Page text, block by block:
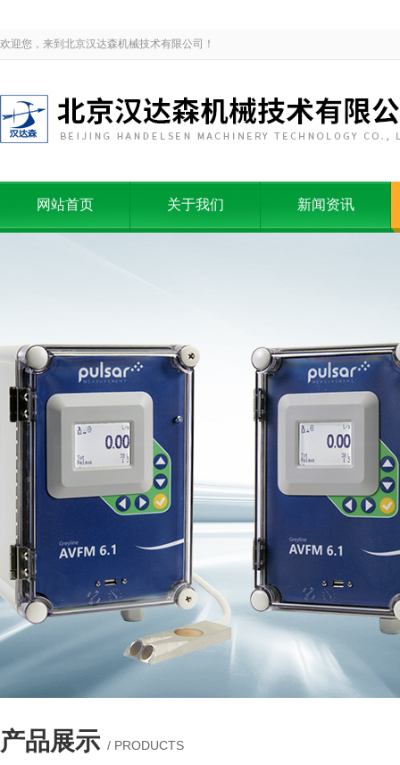
欢迎您，来到北京汉达森机械技术有限公司！
网站首页 关于我们 新闻资讯
产品展示 / PRODUCTS